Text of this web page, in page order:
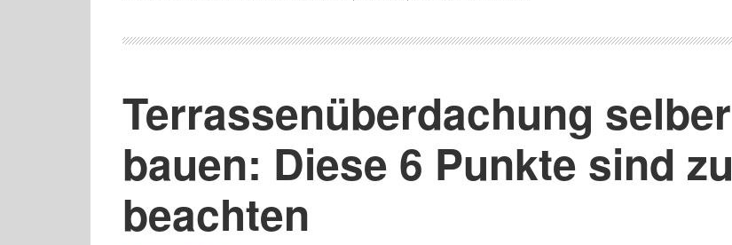
Terrassenüberdachung selber
bauen: Diese 6 Punkte sind zu
beachten